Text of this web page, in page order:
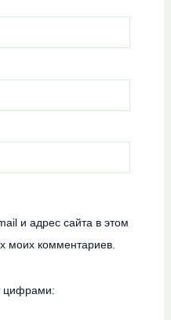
и адрес сайта в этом
моих комментариев.
цифрами: